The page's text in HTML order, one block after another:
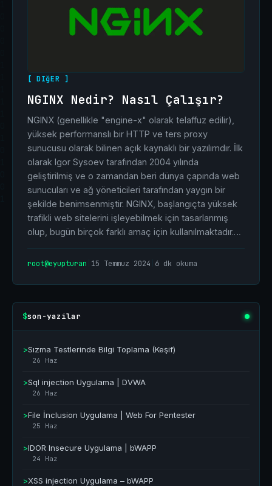
[ DIğER ]
NGINX Nedir? Nasıl Çalışır?
NGINX (genellikle "engine-x" olarak telaffuz edilir),
yüksek performanslı bir HTTP ve ters proxy
sunucusu olarak bilinen açık kaynaklı bir yazılımdır. İlk
olarak Igor Sysoev tarafından 2004 yılında
geliştirilmiş ve o zamandan beri dünya çapında web
sunucuları ve ağ yöneticileri tarafından yaygın bir
şekilde benimsenmiştir. NGINX, başlangıçta yüksek
trafikli web sitelerini işleyebilmek için tasarlanmış
olup, bugün birçok farklı amaç için kullanılmaktadır.…
root@eyupturan 15 Temmuz 2024 6 dk okuma
$son-yazilar
>Sızma Testlerinde Bilgi Toplama (Keşif)
26 Haz
>Sql injection Uygulama | DVWA
26 Haz
>File İnclusion Uygulama | Web For Pentester
25 Haz
>IDOR Insecure Uygulama | bWAPP
24 Haz
>XSS injection Uygulama – bWAPP